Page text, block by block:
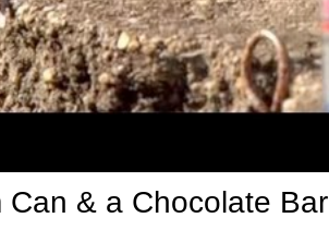
Can & a Chocolate Bar